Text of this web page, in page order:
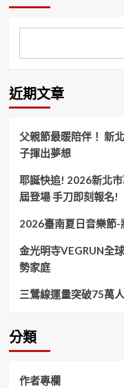
愛
壯
世
益
演
會」
近期文章
父親節最暖陪伴！ 新
子揮出夢想
耶誕快追! 2026新北
屆登場 手刀即刻報名!
2026臺南夏日音樂節-
金光明寺VEGRUN全
勢家庭
三鶯線運量突破75萬
分類
作者專欄